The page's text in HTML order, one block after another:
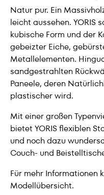
Natur pur. Ein
leicht aussehen. YORIS
kubische Form und der
gebeizter Eiche,
Metallelementen.
sandgestrahlten
Paneele, deren
plastischer wird.
Mit einer großen
bietet YORIS flexiblen
und noch dazu
Couch- und
Für mehr Informationen
Modellübersicht.